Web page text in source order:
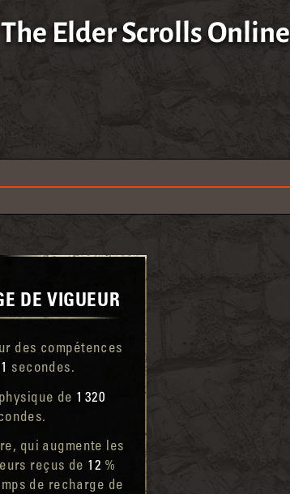
Elder Scrolls Online
DE VIGUEUR
des compétences
secondes.
de 1 320
qui augmente les
reçus de 12 %
de recharge de